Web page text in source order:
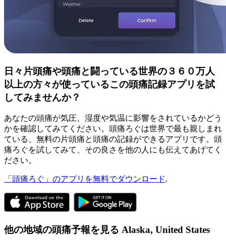
日々片頭痛や頭痛と闘っている世界の３６０万人
以上の方々が使っているこの頭痛記録アプリを試
してみませんか？
あなたの頭痛が気圧、湿度や気温に影響をされているかどう
かを確認してみてください。頭痛ろぐは世界で最も親しまれ
ている、無料の片頭痛と頭痛の記録ができるアプリです。頭
痛ろぐを試してみて、その良さを他の人にも伝えてあげてく
ださい。
「頭痛ろぐ」のアプリを無料でダウンロード.
他の地域の頭痛予報を見る Alaska, United States